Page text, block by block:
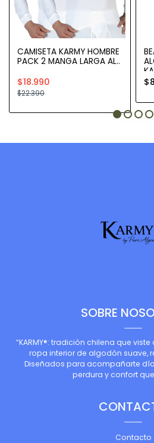
CAMISETA KARMY HOMBRE
PACK 2 MANGA LARGA AL..
$18.990
$22.390
SOBRE
“KARMY®: tradición chilena que
ropa interior de algodón suave,
Diseñados para acompañarte
perdura y confort que
Contacto